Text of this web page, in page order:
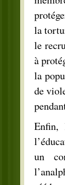
la
le
à
la
de
Enfin,
un